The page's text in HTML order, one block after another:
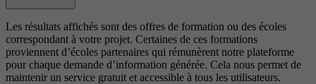
Les résultats affichés sont des offres de formation ou des écoles
correspondant à votre projet. Certaines de ces formations
proviennent d’écoles partenaires qui rémunèrent notre plateforme
pour chaque demande d’information générée. Cela nous permet de
maintenir un service gratuit et accessible à tous les utilisateurs.